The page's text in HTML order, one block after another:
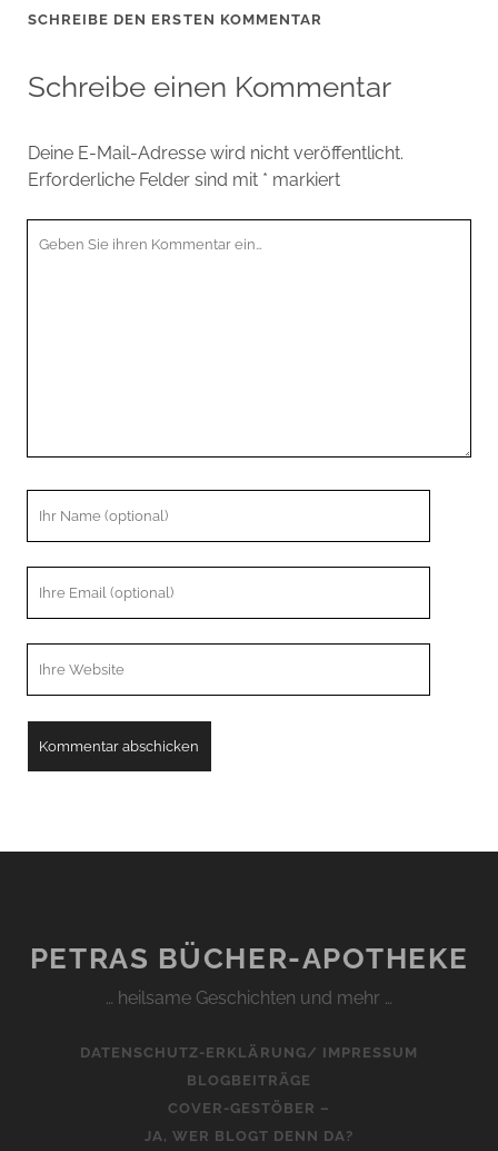
SCHREIBE DEN ERSTEN KOMMENTAR
Schreibe einen Kommentar
Deine E-Mail-Adresse wird nicht veröffentlicht.
Erforderliche Felder sind mit * markiert
PETRAS BÜCHER-APOTHEKE
… heilsame Geschichten und mehr …
DATENSCHUTZ-ERKLÄRUNG/ IMPRESSUM
BLOGBEITRÄGE
COVER-GESTÖBER –
JA, WER BLOGT DENN DA?